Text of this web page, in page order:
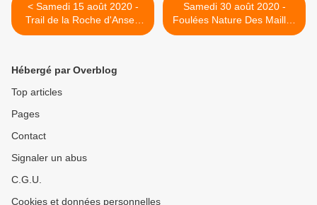
< Samedi 15 août 2020 -
Trail de la Roche d'Anse -
Sainte-Marie-sur-Ouche -
Samedi 30 août 2020 -
Foulées Nature Des Maillys
- ANNULE >
Hébergé par Overblog
Top articles
Pages
Contact
Signaler un abus
C.G.U.
Cookies et données personnelles